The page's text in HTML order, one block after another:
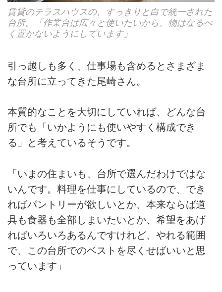
賃貸のテラスハウスの、すっきりと白で統一された
台所。「作業台は広々と使いたいから、物はなるべ
く置かないようにしています」
引っ越しも多く、仕事場も含めるとさまざま
な台所に立ってきた尾崎さん。
本質的なことを大切にしていれば、どんな台
所でも「いかようにも使いやすく構成でき
る」と考えているそうです。
「いまの住まいも、台所で選んだわけではな
いんです。料理を仕事にしているので、でき
ればパントリーが欲しいとか、本来ならば道
具も食器も全部しまいたいとか、希望をあげ
ればいろいろあるんですけれど、やれる範囲
で、この台所でのベストを尽くせばいいと思
っています」